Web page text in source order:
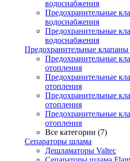
водоснабжения
Предохранительные
водоснабжения
Предохранительные
водоснабжения
Предохранительные клапаны
Предохранительные
отопления
Предохранительные
отопления
Предохранительные
отопления
Предохранительные
отопления
Все категории (7)
Сепараторы шлама
Дешламаторы Valtec